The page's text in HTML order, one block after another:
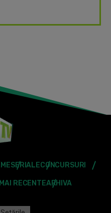
SERIALECONCURSURI
RECENTEARHIVA